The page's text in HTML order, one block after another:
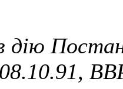
дію
08.10.91,